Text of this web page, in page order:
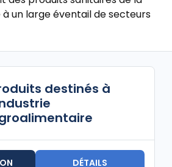
un large éventail de secteurs
destinés à
DÉTAILS